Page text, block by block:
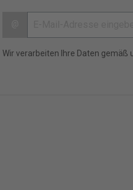
Wir verarbeiten Ihre Daten gemäß